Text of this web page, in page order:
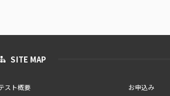
SITE MAP
スト概要 お申込み